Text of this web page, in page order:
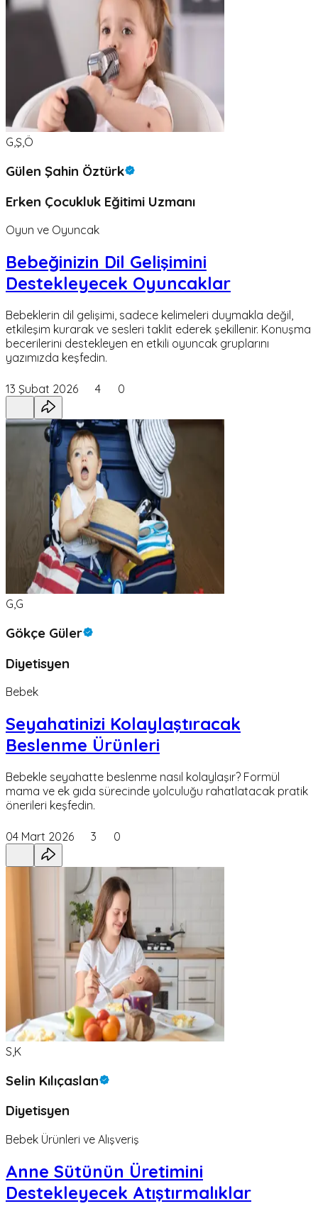
G,Ş,Ö
Gülen Şahin Öztürk
Erken Çocukluk Eğitimi Uzmanı
Oyun ve Oyuncak
Bebeğinizin Dil Gelişimini
Destekleyecek Oyuncaklar
Bebeklerin dil gelişimi, sadece kelimeleri duymakla değil,
etkileşim kurarak ve sesleri taklit ederek şekillenir. Konuşma
becerilerini destekleyen en etkili oyuncak gruplarını
yazımızda keşfedin.
13 Şubat 2026 4 0
G,G
Gökçe Güler
Diyetisyen
Bebek
Seyahatinizi Kolaylaştıracak
Beslenme Ürünleri
Bebekle seyahatte beslenme nasıl kolaylaşır? Formül
mama ve ek gıda sürecinde yolculuğu rahatlatacak pratik
önerileri keşfedin.
04 Mart 2026 3 0
S,K
Selin Kılıçaslan
Diyetisyen
Bebek Ürünleri ve Alışveriş
Anne Sütünün Üretimini
Destekleyecek Atıştırmalıklar